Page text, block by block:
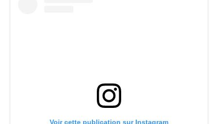
Voir cette publication sur Instagram